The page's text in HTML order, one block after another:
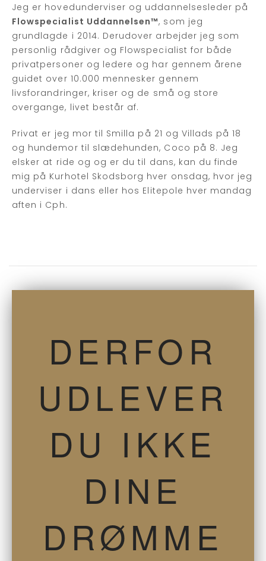
Jeg er hovedunderviser og uddannelsesleder på
Flowspecialist Uddannelsen™, som jeg
grundlagde i 2014. Derudover arbejder jeg som
personlig rådgiver og Flowspecialist for både
privatpersoner og ledere og har gennem årene
guidet over 10.000 mennesker gennem
livsforandringer, kriser og de små og store
overgange, livet består af.
Privat er jeg mor til Smilla på 21 og Villads på 18
og hundemor til slædehunden, Coco på 8. Jeg
elsker at ride og og er du til dans, kan du finde
mig på Kurhotel Skodsborg hver onsdag, hvor jeg
underviser i dans eller hos Elitepole hver mandag
aften i Cph.
DERFOR
UDLEVER
DU IKKE
DINE
DRØMME